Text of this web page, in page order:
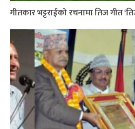
गीतकार भट्टराईको रचनामा तिज गीत